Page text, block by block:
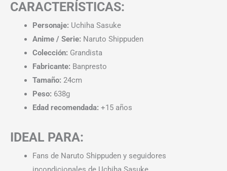
CARACTERÍSTICAS:
Personaje: Uchiha Sasuke
Anime / Serie: Naruto Shippuden
Colección: Grandista
Fabricante: Banpresto
Tamaño: 24cm
Peso: 638g
Edad recomendada: +15 años
IDEAL PARA:
Fans de Naruto Shippuden y seguidores